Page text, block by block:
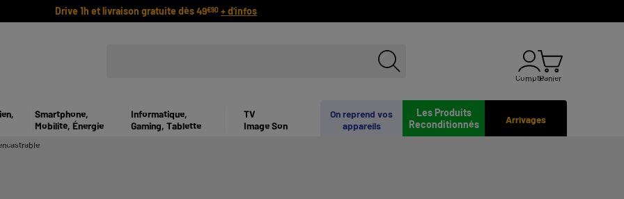
Drive 1h et livraison gratuite dès 49€90 + d'infos
ComptePanier
Arrivages
Les Produits
Reconditionnés
On reprend vos
appareils
Smartphone,
Mobilité, Énergie
Informatique,
Gaming, Tablette
TV
Image Son